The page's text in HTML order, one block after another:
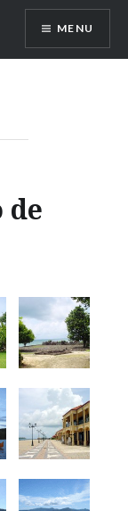
MENU
de